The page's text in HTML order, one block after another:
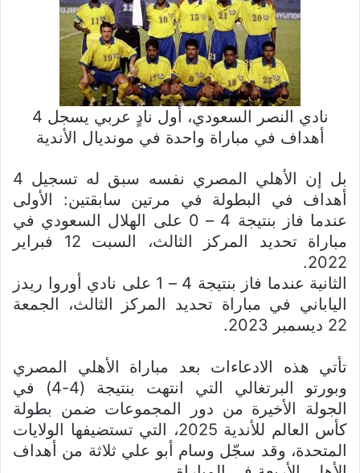
نادي النصر السعودي، أول نادٍ عربي يسجل 4
أهداف في مباراة واحدة في مونديال الأندية
بل إن الأهلي المصري نفسه سبق له تسجيل 4
أهداف في البطولة في مرتين سابقتين: الأولى
عندما فاز بنتيجة 4 – 0 على الهلال السعودي في
مباراة تحديد المركز الثالث، السبت 12 فبراير
2022.
الثانية عندما فاز بنتيجة 4 – 1 على نادي أوروا ريدز
الياباني في مباراة تحديد المركز الثالث، الجمعة
22 ديسمبر 2023.
تأتي هذه الادعاءات بعد مباراة الأهلي المصري
وبورتو البرتغالي التي انتهت بنتيجة (4-4) في
الجولة الأخيرة من دور المجموعات ضمن بطولة
كأس العالم للأندية 2025، التي تستضيفها الولايات
المتحدة، وقد سجّل وسام أبو علي ثلاثة من أهداف